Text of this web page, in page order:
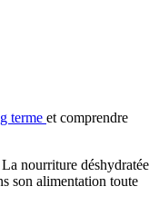
terme et comprendre
La nourriture déshydratée
son alimentation toute